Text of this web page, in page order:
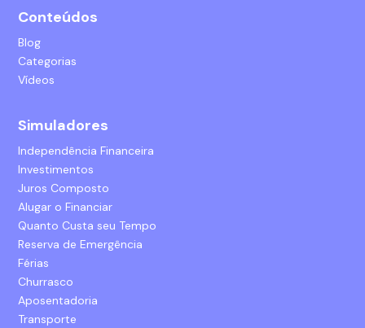
Conteúdos
Blog
Categorias
Vídeos
Simuladores
Independência Financeira
Investimentos
Juros Composto
Alugar o Financiar
Quanto Custa seu Tempo
Reserva de Emergência
Férias
Churrasco
Aposentadoria
Transporte